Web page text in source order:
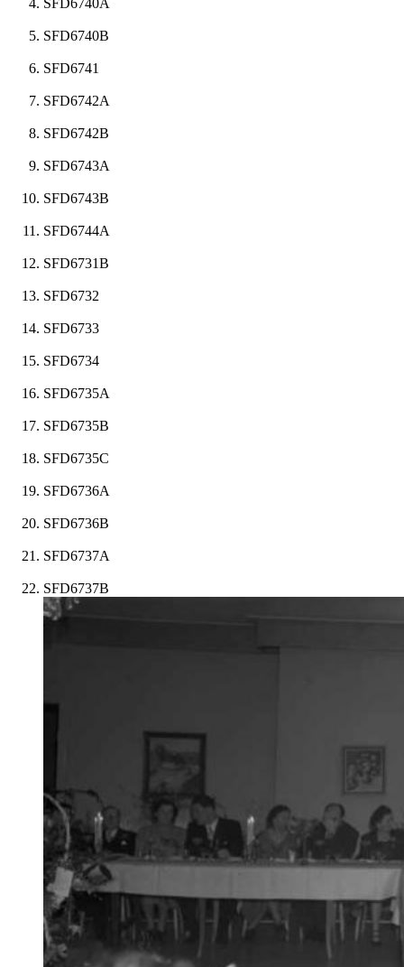
SFD6740A
SFD6740B
SFD6741
SFD6742A
SFD6742B
SFD6743A
SFD6743B
SFD6744A
SFD6731B
SFD6732
SFD6733
SFD6734
SFD6735A
SFD6735B
SFD6735C
SFD6736A
SFD6736B
SFD6737A
SFD6737B